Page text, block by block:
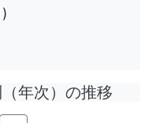
年次）の推移